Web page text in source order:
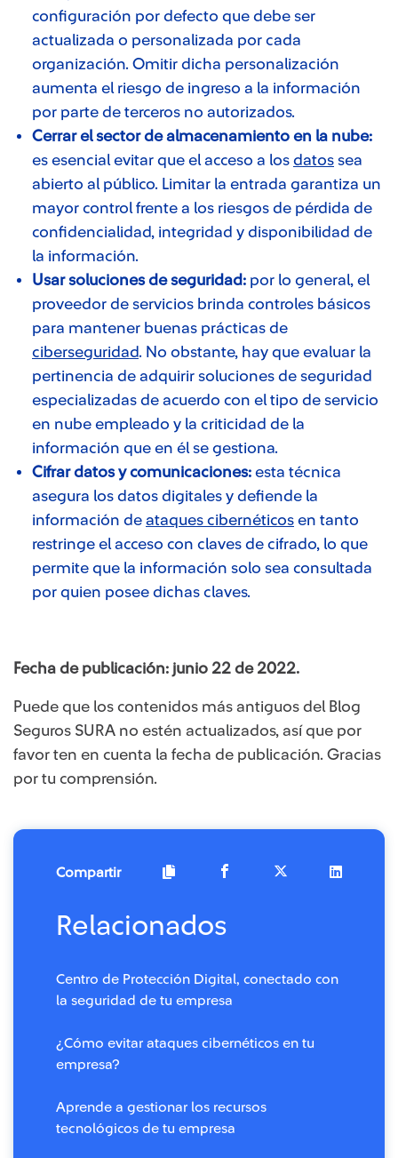
configuración por defecto que debe ser
actualizada o personalizada por cada
organización. Omitir dicha personalización
aumenta el riesgo de ingreso a la información
por parte de terceros no autorizados.
Cerrar el sector de almacenamiento en la nube:
es esencial evitar que el acceso a los datos sea
abierto al público. Limitar la entrada garantiza un
mayor control frente a los riesgos de pérdida de
confidencialidad, integridad y disponibilidad de
la información.
Usar soluciones de seguridad: por lo general, el
proveedor de servicios brinda controles básicos
para mantener buenas prácticas de
ciberseguridad. No obstante, hay que evaluar la
pertinencia de adquirir soluciones de seguridad
especializadas de acuerdo con el tipo de servicio
en nube empleado y la criticidad de la
información que en él se gestiona.
Cifrar datos y comunicaciones: esta técnica
asegura los datos digitales y defiende la
información de ataques cibernéticos en tanto
restringe el acceso con claves de cifrado, lo que
permite que la información solo sea consultada
por quien posee dichas claves.
Fecha de publicación: junio 22 de 2022.
Puede que los contenidos más antiguos del Blog
Seguros SURA no estén actualizados, así que por
favor ten en cuenta la fecha de publicación. Gracias
por tu comprensión.
Compartir
Relacionados
Centro de Protección Digital, conectado con
la seguridad de tu empresa
¿Cómo evitar ataques cibernéticos en tu
empresa?
Aprende a gestionar los recursos
tecnológicos de tu empresa